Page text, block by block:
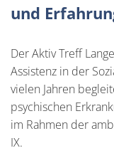
und
Der Aktiv Treff
Assistenz in der
vielen Jahren
psychischen
im Rahmen der
IX.